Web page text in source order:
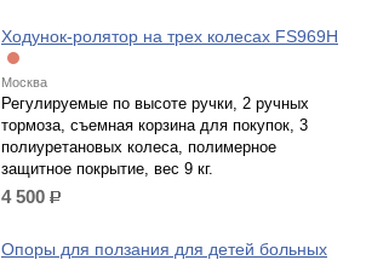
Ходунок-ролятор на трех колесах FS969H
Москва
Регулируемые по высоте ручки, 2 ручных
тормоза, съемная корзина для покупок, 3
полиуретановых колеса, полимерное
защитное покрытие, вес 9 кг.
4 500 р.
Опоры для ползания для детей больных